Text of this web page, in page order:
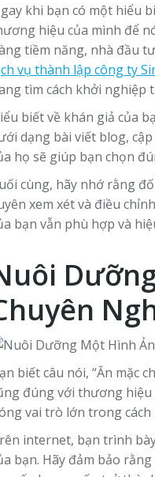
khi bạn có một hiểu
hiệu của mình để
tiềm năng, nhà đầu
vụ thành lập công ty
tìm cách khởi nghiệp
biết về khán giả của
dạng bài viết blog,
họ sẽ giúp bạn chọn
cùng, hãy nhớ rằng
xem xét và điều
bạn vẫn phù hợp và
biết câu nói, “Ăn mặc
đúng với thương hiệu
vai trò lớn trong
internet, bạn trình
bạn. Hãy đảm bảo